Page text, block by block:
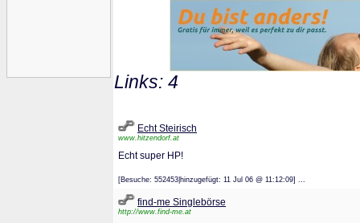
Links: 4
Echt Steirisch
www.hitzendorf.at
Echt super HP!
[Besuche: 552453|hinzugefügt: 11 Jul 06 @ 11:12:09] ...
find-me Singlebörse
http://www.find-me.at